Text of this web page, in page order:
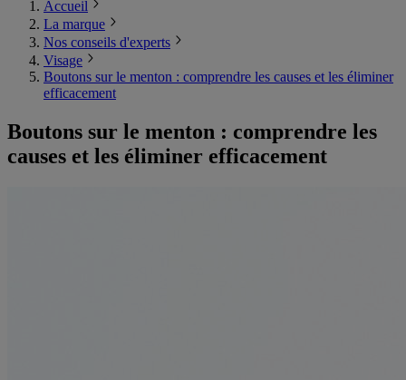
Accueil
La marque
Nos conseils d'experts
Visage
Boutons sur le menton : comprendre les causes et les éliminer
efficacement
Boutons sur le menton : comprendre les
causes et les éliminer efficacement